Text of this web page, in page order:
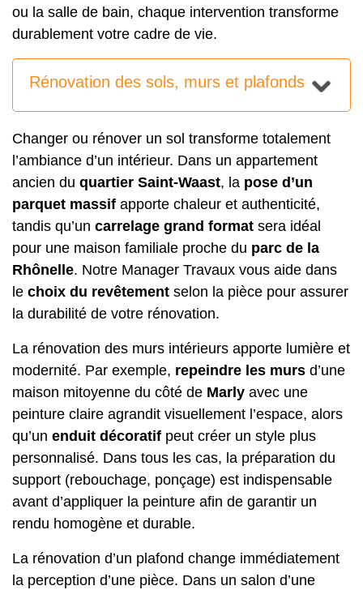
ou la salle de bain, chaque intervention transforme
durablement votre cadre de vie.
Rénovation des sols, murs et plafonds
Changer ou rénover un sol transforme totalement
l’ambiance d’un intérieur. Dans un appartement
ancien du quartier Saint-Waast, la pose d’un
parquet massif apporte chaleur et authenticité,
tandis qu’un carrelage grand format sera idéal
pour une maison familiale proche du parc de la
Rhônelle. Notre Manager Travaux vous aide dans
le choix du revêtement selon la pièce pour assurer
la durabilité de votre rénovation.
La rénovation des murs intérieurs apporte lumière et
modernité. Par exemple, repeindre les murs d’une
maison mitoyenne du côté de Marly avec une
peinture claire agrandit visuellement l’espace, alors
qu’un enduit décoratif peut créer un style plus
personnalisé. Dans tous les cas, la préparation du
support (rebouchage, ponçage) est indispensable
avant d’appliquer la peinture afin de garantir un
rendu homogène et durable.
La rénovation d’un plafond change immédiatement
la perception d’une pièce. Dans un salon d’une